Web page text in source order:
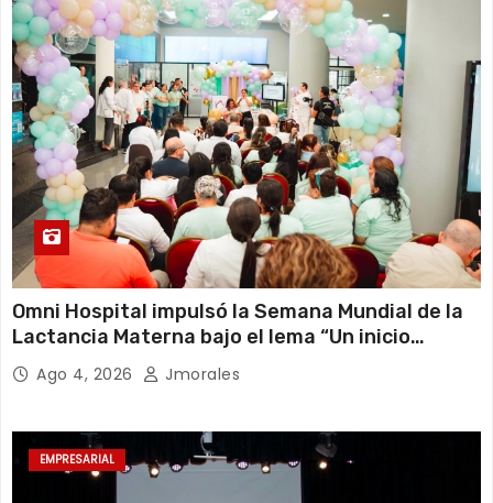
Omni Hospital impulsó la Semana Mundial de la
Lactancia Materna bajo el lema “Un inicio
sostenible en cualquier circunstancia”
Ago 4, 2026 Jmorales
EMPRESARIAL